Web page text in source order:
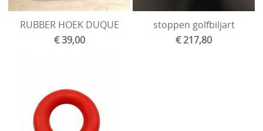
RUBBER HOEK DUQUE
€ 39,00
stoppen golfbiljart
€ 217,80